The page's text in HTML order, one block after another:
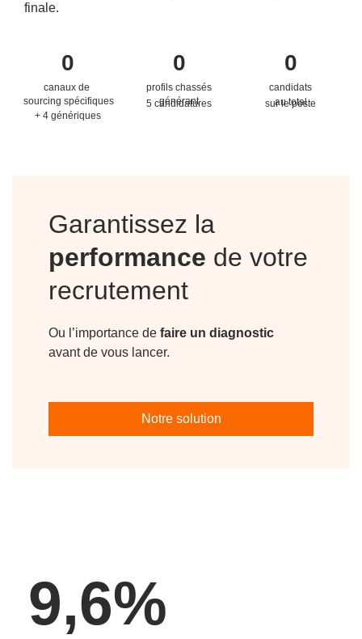
finale.
0 0 0
canaux de profils chassés
candidats
sourcing spécifiques
générant
au total
+ 4 génériques
5 candidatures sur le poste
Garantissez la
performance de votre
recrutement
Ou l’importance de faire un diagnostic
avant de vous lancer.
Notre solution
9,6%